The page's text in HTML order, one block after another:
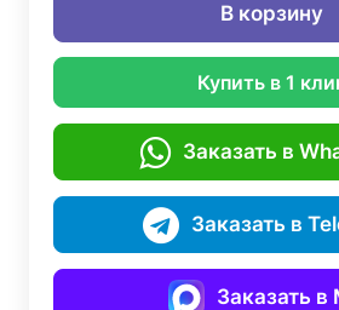
В корзину
Купить в 1
Заказать в
Заказать в
Заказать в